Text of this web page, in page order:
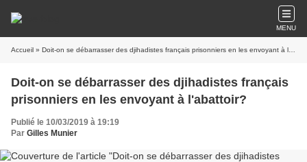
MENU
Accueil » Doit-on se débarrasser des djihadistes français prisonniers en les envoyant à l'abattoir?
Doit-on se débarrasser des djihadistes français
prisonniers en les envoyant à l'abattoir?
Publié le 10/03/2019 à 19:19
Par Gilles Munier